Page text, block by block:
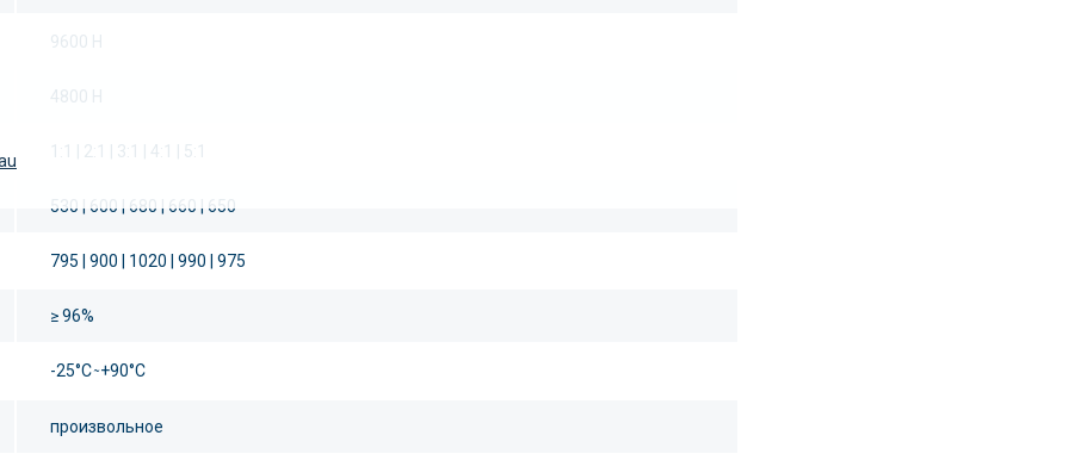
9600 Н
4800 Н
1:1 | 2:1 | 3:1 | 4:1 | 5:1
530 | 600 | 680 | 660 | 650
795 | 900 | 1020 | 990 | 975
≥ 96%
-25°С ̴ +90°С
произвольное